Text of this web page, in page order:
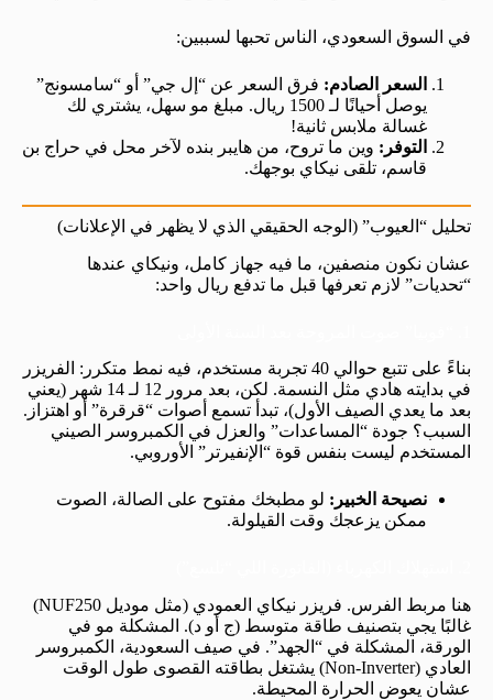
في السوق السعودي، الناس تحبها لسببين:
السعر الصادم: فرق السعر عن “إل جي” أو “سامسونج”
يوصل أحيانًا لـ 1500 ريال. مبلغ مو سهل، يشتري لك
غسالة ملابس ثانية!
التوفر: وين ما تروح، من هايبر بنده لآخر محل في حراج بن
قاسم، تلقى نيكاي بوجهك.
تحليل “العيوب” (الوجه الحقيقي الذي لا يظهر في الإعلانات)
عشان نكون منصفين، ما فيه جهاز كامل، ونيكاي عندها
“تحديات” لازم تعرفها قبل ما تدفع ريال واحد:
بناءً على تتبع حوالي 40 تجربة مستخدم، فيه نمط متكرر: الفريزر
في بدايته هادي مثل النسمة. لكن، بعد مرور 12 لـ 14 شهر (يعني
بعد ما يعدي الصيف الأول)، تبدأ تسمع أصوات “قرقرة” أو اهتزاز.
السبب؟ جودة “المساعدات” والعزل في الكمبروسر الصيني
المستخدم ليست بنفس قوة “الإنفيرتر” الأوروبي.
نصيحة الخبير: لو مطبخك مفتوح على الصالة، الصوت
ممكن يزعجك وقت القيلولة.
هنا مربط الفرس. فريزر نيكاي العمودي (مثل موديل NUF250)
غالبًا يجي بتصنيف طاقة متوسط (ج أو د). المشكلة مو في
الورقة، المشكلة في “الجهد”. في صيف السعودية، الكمبروسر
العادي (Non-Inverter) يشتغل بطاقته القصوى طول الوقت
عشان يعوض الحرارة المحيطة.